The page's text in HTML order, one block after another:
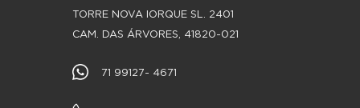
TORRE NOVA IORQUE SL. 2401
CAM. DAS ÁRVORES, 41820-021
71 99127- 4671